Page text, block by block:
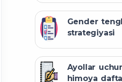
Gender
strategiyasi
Ayollar
himoya